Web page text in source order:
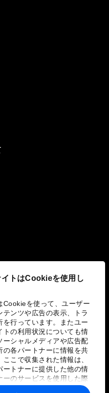
イトはCookieを使用し
Cookieを使って、ユーザー
テンツや広告の表示、トラ
を行っています。またユー
トの利用状況についても情
ーシャルメディアや広告配
の各パートナーに情報を共
こで収集された情報は、
ートナーに提供した他の情
ーのサービスを使用した際
報と組み合わされ、各パー